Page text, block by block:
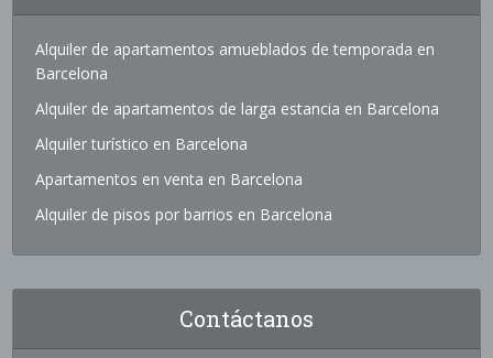
Alquiler de apartamentos amueblados de temporada en
Barcelona
Alquiler de apartamentos de larga estancia en Barcelona
Alquiler turístico en Barcelona
Apartamentos en venta en Barcelona
Alquiler de pisos por barrios en Barcelona
Contáctanos